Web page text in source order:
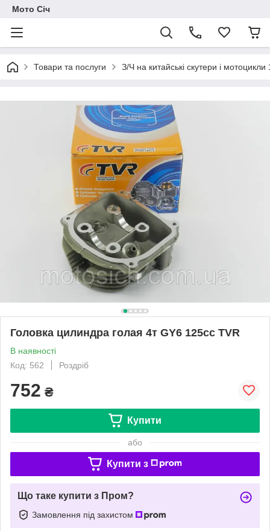
Мото Січ
Товари та послуги З/Ч на китайські скутери і
Головка цилиндра голая 4т GY6 125сс TVR
В наявності
Код: 562
Роздріб
752 ₴
Купити
або
Купити з
Що таке купити з Пром?
Замовлення під захистом